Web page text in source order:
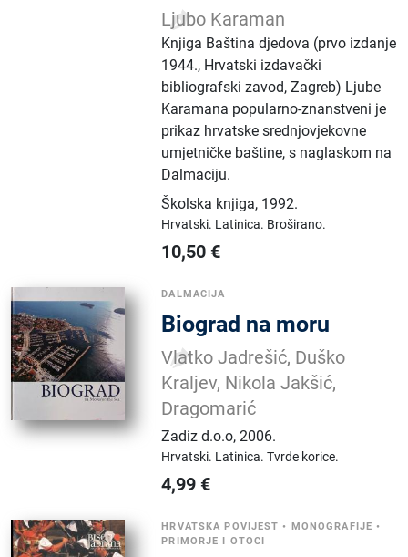
Ljubo Karaman
Knjiga Baština djedova (prvo izdanje
1944., Hrvatski izdavački
bibliografski zavod, Zagreb) Ljube
Karamana popularno-znanstveni je
prikaz hrvatske srednjovjekovne
umjetničke baštine, s naglaskom na
Dalmaciju.
Školska knjiga, 1992.
Hrvatski. Latinica. Broširano.
10,50 €
DALMACIJA
Biograd na moru
Vlatko Jadrešić, Duško
Kraljev, Nikola Jakšić,
Dragomarić
Zadiz d.o.o,2006.
Hrvatski. Latinica.Tvrde korice.
4,99 €
HRVATSKA POVIJEST • MONOGRAFIJE •
PRIMORJE I OTOCI